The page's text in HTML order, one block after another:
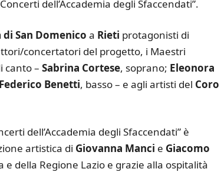
dell’Accademia degli Sfaccendati”.
di San Domenico a Rieti protagonisti di
concertatori del progetto, i Maestri
canto – Sabrina Cortese, soprano; Eleonora
Federico Benetti, basso – e agli artisti del Coro
dell’Accademia degli Sfaccendati” è
artistica di Giovanna Manci e Giacomo
della Regione Lazio e grazie alla ospitalità